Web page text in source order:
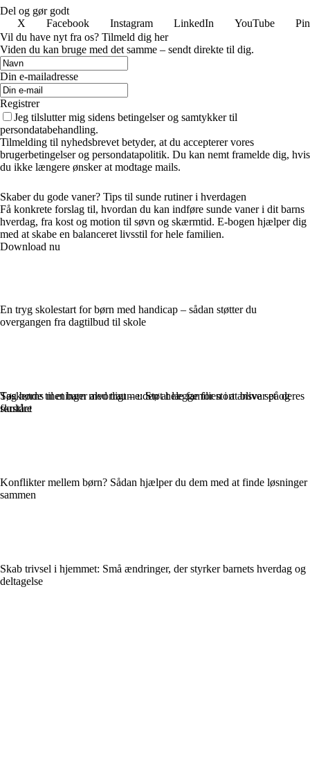
Del og gør godt
X
Facebook Instagram LinkedIn YouTube
Vil du have nyt fra os? Tilmeld dig her
Viden du kan bruge med det samme – sendt direkte til dig.
Din e-mailadresse
Registrer
Jeg tilslutter mig sidens betingelser og samtykker til
persondatabehandling.
Tilmelding til nyhedsbrevet betyder, at du accepterer vores
brugerbetingelser og persondatapolitik. Du kan nemt framelde dig, hvis
du ikke længere ønsker at modtage mails.
Skaber du gode vaner? Tips til sunde rutiner i hverdagen
Få konkrete forslag til, hvordan du kan indføre sunde vaner i dit barns
hverdag, fra kost og motion til søvn og skærmtid. E-bogen hjælper dig
med at skabe en balanceret livsstil for hele familien.
Download nu
En tryg skolestart for børn med handicap – sådan støtter du
overgangen fra dagtilbud til skole
Søskende til et barn med traume: Støt hele familien i at blive set og
forstået
Konflikter mellem børn? Sådan hjælper du dem med at finde løsninger
sammen
Skab trivsel i hjemmet: Små ændringer, der styrker barnets hverdag og
deltagelse
Tag børns meninger alvorligt – uden at lægge for stort ansvar på deres
skuldre